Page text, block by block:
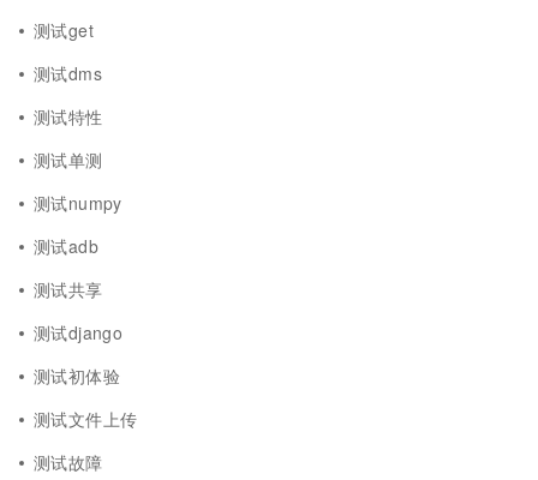
测试get
测试dms
测试特性
测试单测
测试numpy
测试adb
测试共享
测试django
测试初体验
测试文件上传
测试故障